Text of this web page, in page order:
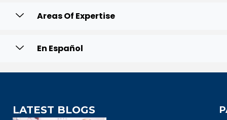
Areas Of Expertise
En Español
LATEST BLOGS